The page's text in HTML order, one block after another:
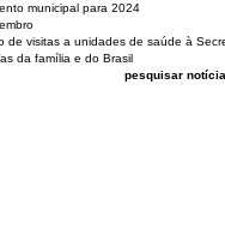
municipal para 2024
de visitas a unidades de saúde à
da família e do Brasil
pesquisar